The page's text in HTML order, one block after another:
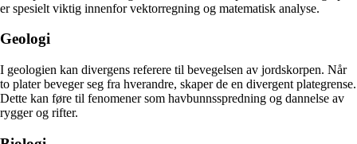
er spesielt viktig innenfor vektorregning og matematisk analyse.
Geologi
I geologien kan divergens referere til bevegelsen av jordskorpen. Når
to plater beveger seg fra hverandre, skaper de en divergent plategrense.
Dette kan føre til fenomener som havbunnsspredning og dannelse av
rygger og rifter.